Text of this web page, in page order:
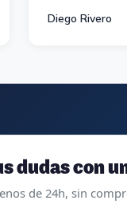
preparación
Diego Rivero
dudas con
de 24h, sin